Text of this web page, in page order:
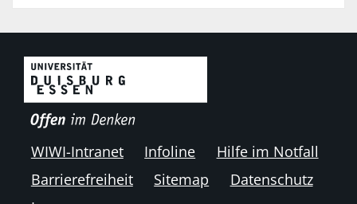
WIWI-Intranet Infoline
Hilfe im Notfall
Barrierefreiheit
Sitemap
Datenschutz